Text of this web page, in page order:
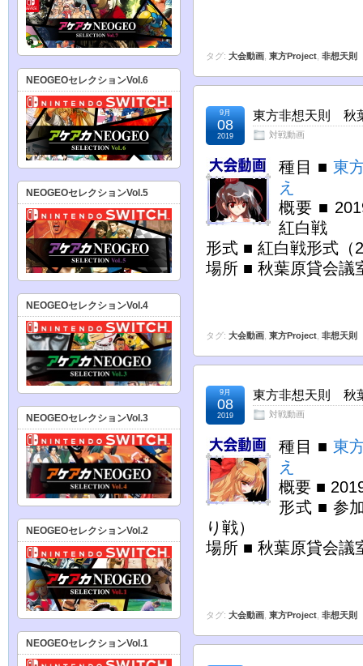
タグ: 大会動画 東方Project 非想天則
東方非想天則 秋
対戦動画
9月
08
2019
種目 ■ 東
え
概要 ■
紅白戦
形式 ■ 紅白戦形式（
場所 ■ 秋葉原貸会議
タグ: 大会動画 東方Project 非想天則
東方非想天則 秋
対戦動画
9月
08
2019
種目 ■ 東
え
概要 ■
形式 ■ 参
り戦）
場所 ■ 秋葉原貸会議
タグ: 大会動画 東方Project 非想天則
NEOGEOセレクションVol.6
NEOGEOセレクションVol.5
NEOGEOセレクションVol.4
NEOGEOセレクションVol.3
NEOGEOセレクションVol.2
NEOGEOセレクションVol.1